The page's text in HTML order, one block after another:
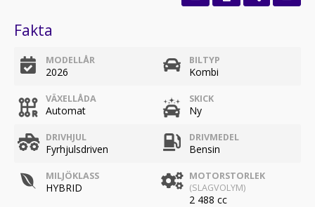
Fakta
MODELLÅR
2026
BILTYP
Kombi
VÄXELLÅDA
Automat
SKICK
Ny
DRIVHJUL
Fyrhjulsdriven
DRIVMEDEL
Bensin
MILJÖKLASS
HYBRID
MOTORSTORLEK
(SLAGVOLYM)
2 488 cc